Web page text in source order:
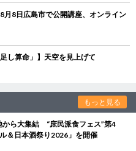
8日広島市で公開講座、オンライン
し算命」】天空を見上げて
もっと見る
から大集結 “庶民派食フェス”第4
＆日本酒祭り2026」を開催